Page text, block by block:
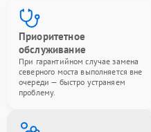
Приоритетное
обслуживание
При гарантийном случае замена
северного моста выполняется вне
очереди — быстро устраняем
проблему.